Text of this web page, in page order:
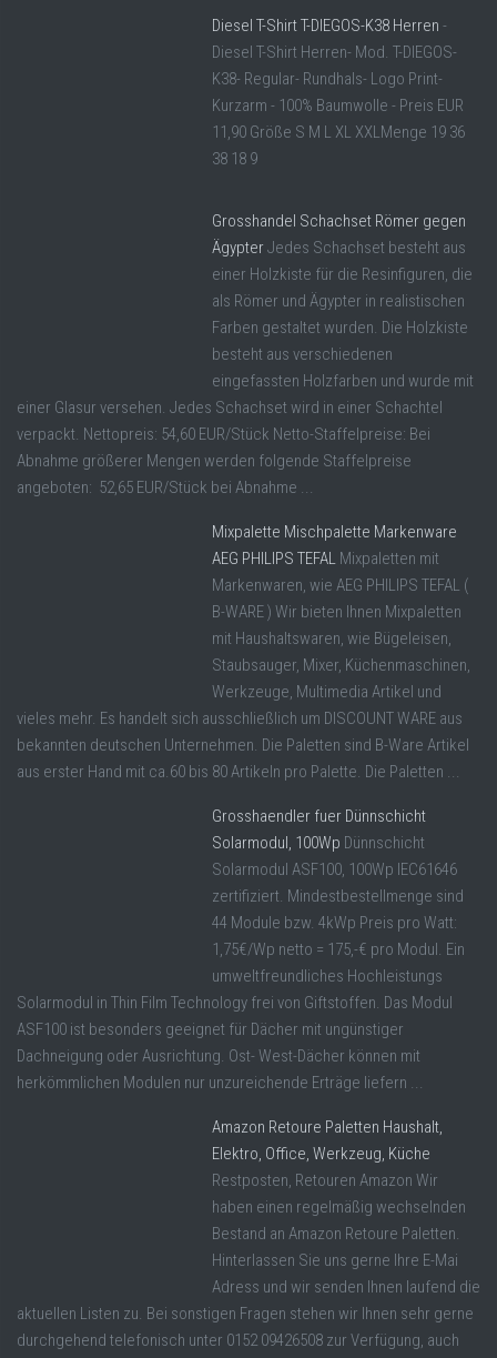
Diesel T-Shirt T-DIEGOS-K38 Herren -
Diesel T-Shirt Herren- Mod. T-DIEGOS-
K38- Regular- Rundhals- Logo Print-
Kurzarm - 100% Baumwolle - Preis EUR
11,90 Größe S M L XL XXLMenge 19 36
38 18 9
Grosshandel Schachset Römer gegen
ÄgypterJedes Schachset besteht aus
einer Holzkiste für die Resinfiguren, die
als Römer und Ägypter in realistischen
Farben gestaltet wurden. Die Holzkiste
besteht aus verschiedenen
eingefassten Holzfarben und wurde mit
einer Glasur versehen. Jedes Schachset wird in einer Schachtel
verpackt. Nettopreis: 54,60 EUR/Stück Netto-Staffelpreise: Bei
Abnahme größerer Mengen werden folgende Staffelpreise
angeboten: 52,65 EUR/Stück bei Abnahme ...
Mixpalette Mischpalette Markenware
AEG PHILIPS TEFAL Mixpaletten mit
Markenwaren, wie AEG PHILIPS TEFAL (
B-WARE ) Wir bieten Ihnen Mixpaletten
mit Haushaltswaren, wie Bügeleisen,
Staubsauger, Mixer, Küchenmaschinen,
Werkzeuge, Multimedia Artikel und
vieles mehr. Es handelt sich ausschließlich um DISCOUNT WARE aus
bekannten deutschen Unternehmen. Die Paletten sind B-Ware Artikel
aus erster Hand mit ca.60 bis 80 Artikeln pro Palette. Die Paletten ...
Grosshaendler fuer Dünnschicht
Solarmodul, 100Wp Dünnschicht
Solarmodul ASF100, 100Wp IEC61646
zertifiziert. Mindestbestellmenge sind
44 Module bzw. 4kWp Preis pro Watt:
1,75€/Wp netto = 175,-€ pro Modul. Ein
umweltfreundliches Hochleistungs
Solarmodul in Thin Film Technology frei von Giftstoffen. Das Modul
ASF100 ist besonders geeignet für Dächer mit ungünstiger
Dachneigung oder Ausrichtung. Ost- West-Dächer können mit
herkömmlichen Modulen nur unzureichende Erträge liefern ...
Amazon Retoure Paletten Haushalt,
Elektro, Office, Werkzeug, Küche
Restposten, Retouren Amazon Wir
haben einen regelmäßig wechselnden
Bestand an Amazon Retoure Paletten.
Hinterlassen Sie uns gerne Ihre E-Mai
Adress und wir senden Ihnen laufend die
aktuellen Listen zu. Bei sonstigen Fragen stehen wir Ihnen sehr gerne
durchgehend telefonisch unter 0152 09426508 zur Verfügung, auch